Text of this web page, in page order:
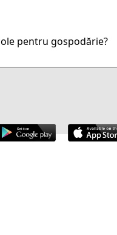
pentru gospodărie?